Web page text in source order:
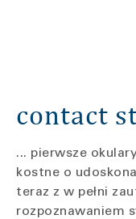
contact
... pierwsze
kostne o
teraz z w pełni
rozpoznawaniem